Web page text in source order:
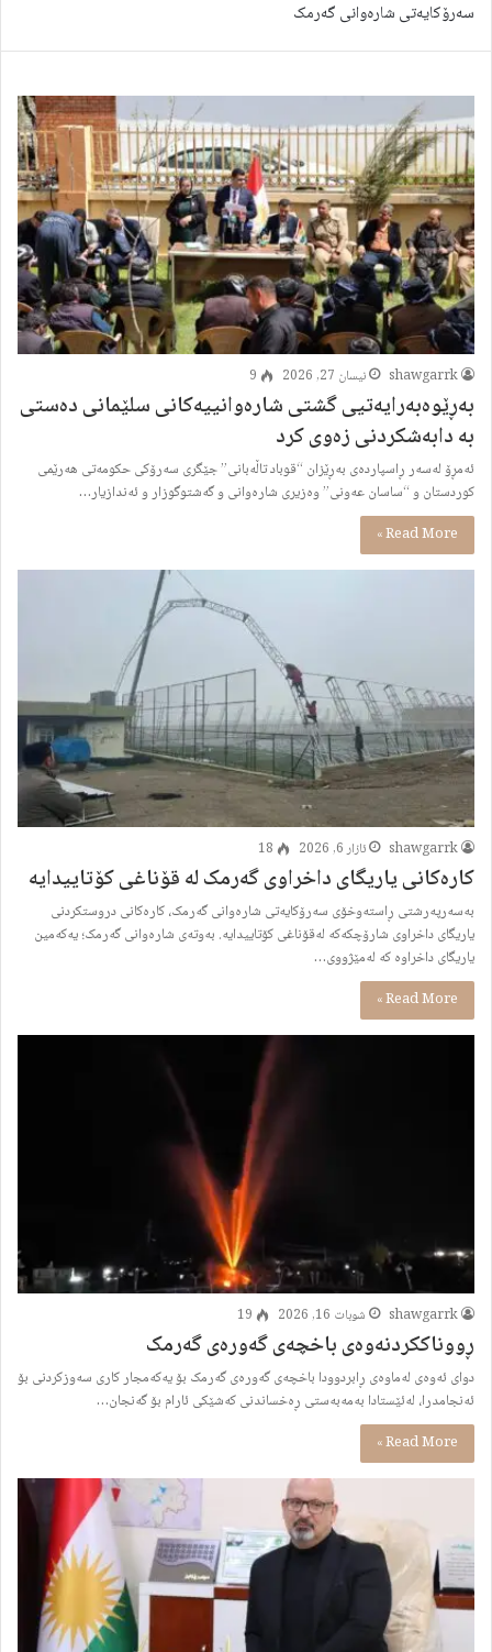
سەرۆکایەتی شارەوانی گەرمک
shawgarrk نیسان 27, 2026 9
بەڕێوەبەرایەتیى گشتى شارەوانییەکانى سلێمانى دەستى
بە دابەشکردنى زەوى کرد
ئەمڕۆ لەسەر ڕاسپاردەی بەڕێزان “قوباد تاڵەبانی” جێگری سەرۆکی حکومەتی هەرێمی
کوردستان و “ساسان عەونى” وەزیری شارەوانی و گەشتوگوزار و ئەندازیار…
Read More »
shawgarrk ئازار 6, 2026 18
کارەکانی یاریگای داخراوی گەرمک لە قۆناغی کۆتاییدایە
بەسەرپەرشتی ڕاستەوخۆی سەرۆکایەتی شارەوانی گەرمک، کارەکانی دروستکردنی
یاریگای داخراوی شارۆچکەکە لەقۆناغی کۆتاییدایە. بەوتەی شارەوانی گەرمک؛ یەکەمین
یاریگای داخراوە کە لەمێژووی…
Read More »
shawgarrk شوبات 16, 2026 19
ڕووناککردنەوەی باخچەی گەورەی گەرمک
دوای ئەوەی لەماوەی ڕابردوودا باخچەی گەورەی گەرمک بۆ یەکەمجار کاری سەوزکردنی بۆ
ئەنجامدرا، لەئێستادا بەمەبەستی ڕەخساندنی کەشێکی ئارام بۆ گەنجان…
Read More »